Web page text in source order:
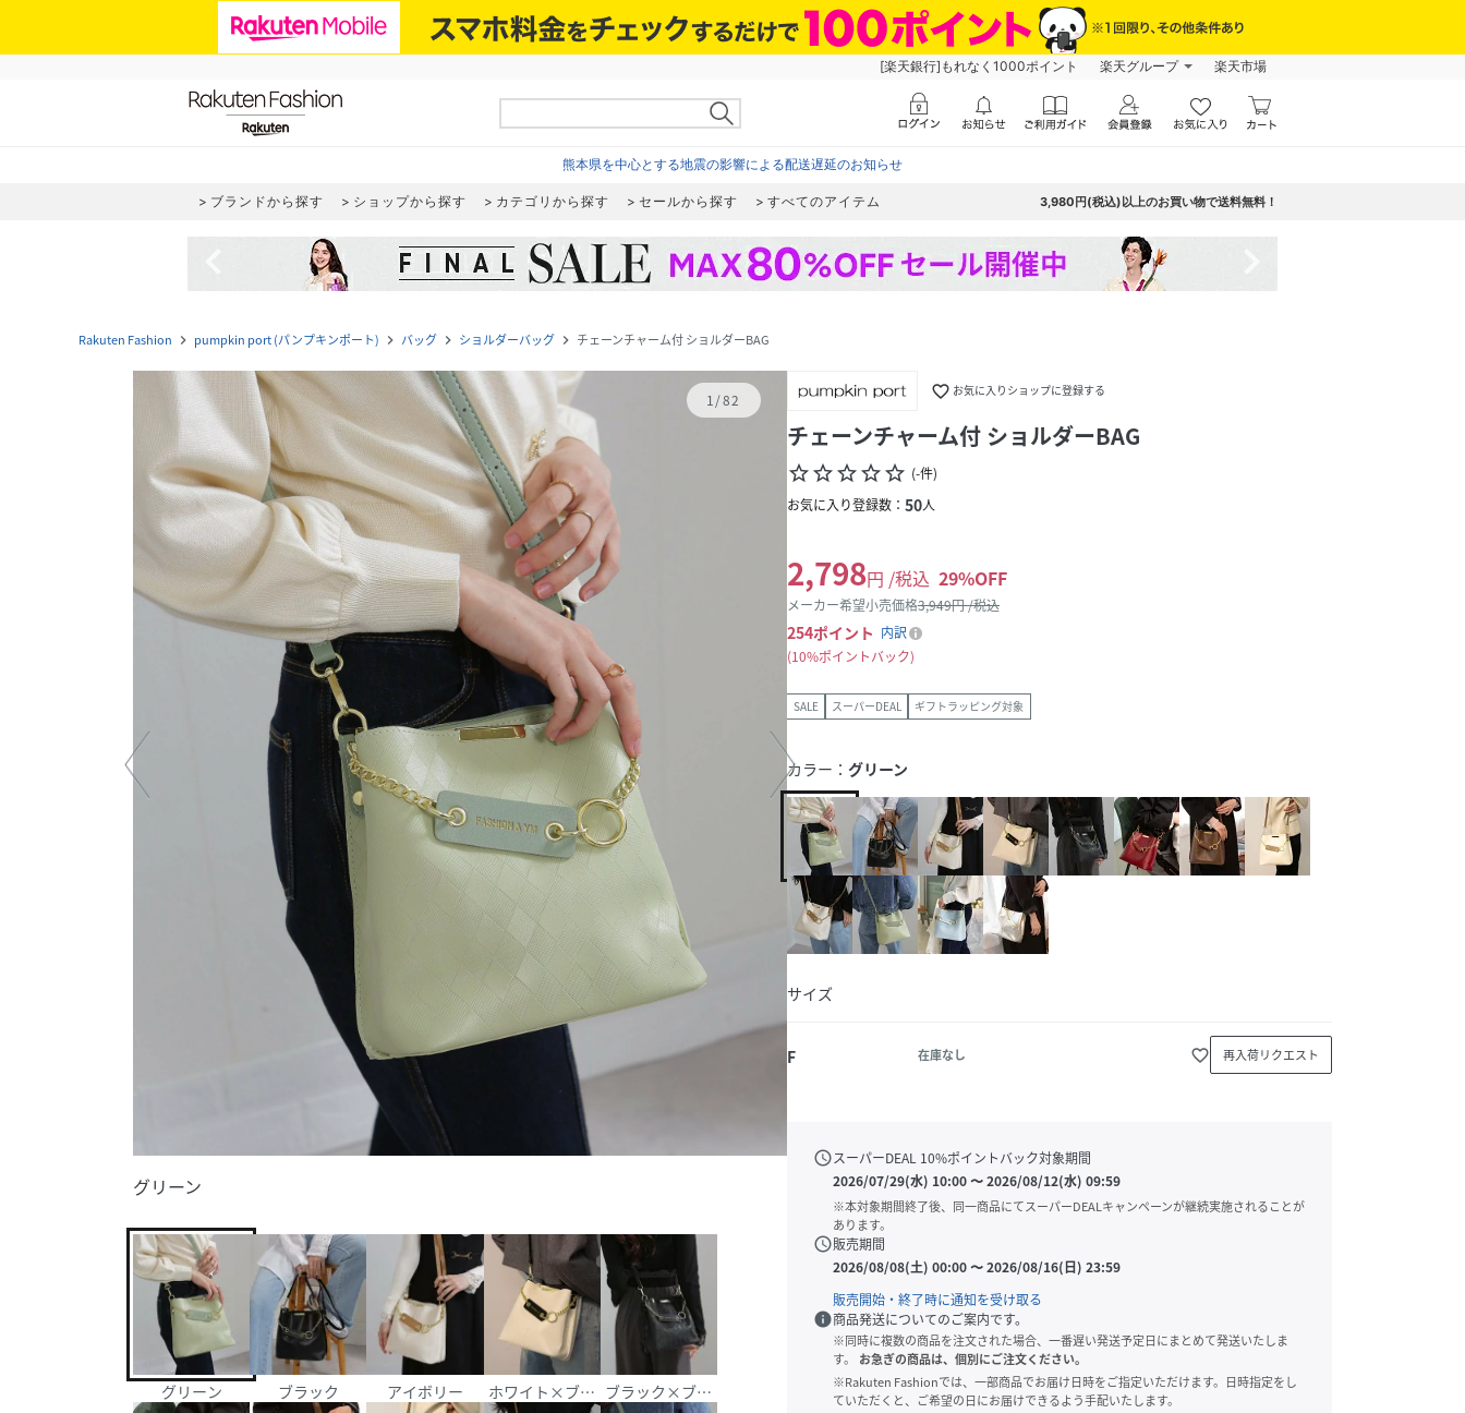
[楽天銀行]もれなく1000ポイント 楽天グループ 楽天市場
熊本県を中心とする地震の影響による配送遅延のお知らせ
ブランドから探す ショップから探す カテゴリから探す セールから探す すべてのアイテム 3,980円(税込)以上のお買い物で送料無料！
Rakuten Fashion navigate_next pumpkin port (パンプキンポート) navigate_next バッグ navigate_next ショルダーバッグ navigate_next チェーンチャーム付 ショルダーBAG
1/82
グリーン
グリーン ブラック アイボリー ホワイト×ブラックブラック×ブラック
favorite_border お気に入りショップに登録する
チェーンチャーム付 ショルダーBAG
star_borderstar_borderstar_borderstar_borderstar_border (-件)
お気に入り登録数： 50人
2,798円 /税込 29%OFF
メーカー希望小売価格3,949円 /税込
254ポイント 内訳
10%ポイントバック
SALE スーパーDEAL ギフトラッピング対象
カラー： グリーン
サイズ
F 在庫なし favorite_border 再入荷リクエスト
scheduleスーパーDEAL 10%ポイントバック対象期間
2026/07/29(水) 10:00〜2026/08/12(水) 09:59
※本対象期間終了後、同一商品にてスーパーDEALキャンペーンが継続実施されることが
あります。
schedule販売期間
2026/08/08(土) 00:00〜2026/08/16(日) 23:59
販売開始・終了時に通知を受け取る
info商品発送についてのご案内です。
※同時に複数の商品を注文された場合、一番遅い発送予定日にまとめて発送いたしま
す。
お急ぎの商品は、個別にご注文ください。
※Rakuten Fashionでは、一部商品でお届け日時をご指定いただけます。日時指定をし
ていただくと、ご希望の日にお届けできるよう手配いたします。